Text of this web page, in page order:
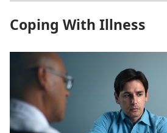
Coping With Illness